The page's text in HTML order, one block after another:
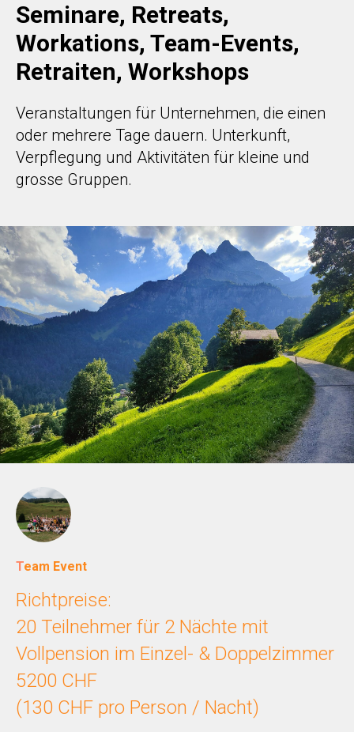
Seminare, Retreats,
Workations, Team-Events,
Retraiten, Workshops
Veranstaltungen für Unternehmen, die einen
oder mehrere Tage dauern. Unterkunft,
Verpflegung und Aktivitäten für kleine und
grosse Gruppen.
Team Event
Richtpreise:
20 Teilnehmer für 2 Nächte mit
Vollpension im Einzel- & Doppelzimmer
5200 CHF
(130 CHF pro Person / Nacht)